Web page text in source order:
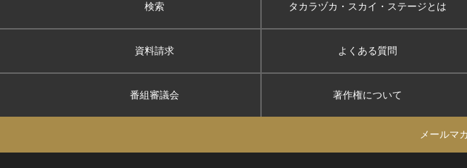
検索 タカラヅカ・スカイ ・ステージとは
資料請求 よくある質問
番組審議会 著作権について
メールマ